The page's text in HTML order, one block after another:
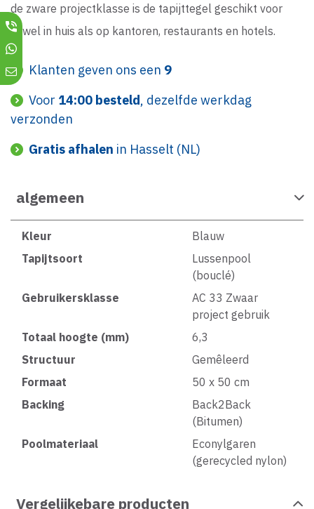
de zware projectklasse is de tapijttegel geschikt voor
zowel in huis als op kantoren, restaurants en hotels.
Klanten geven ons een 9
Voor 14:00 besteld, dezelfde werkdag
verzonden
Gratis afhalen in Hasselt (NL)
algemeen
Kleur
Blauw
Tapijtsoort
Lussenpool
(bouclé)
Gebruikersklasse
AC 33 Zwaar
project gebruik
Totaal hoogte (mm)
6,3
Structuur
Gemêleerd
Formaat
50 x 50 cm
Backing
Back2Back
(Bitumen)
Poolmateriaal
Econylgaren
(gerecycled nylon)
Vergelijkebare producten